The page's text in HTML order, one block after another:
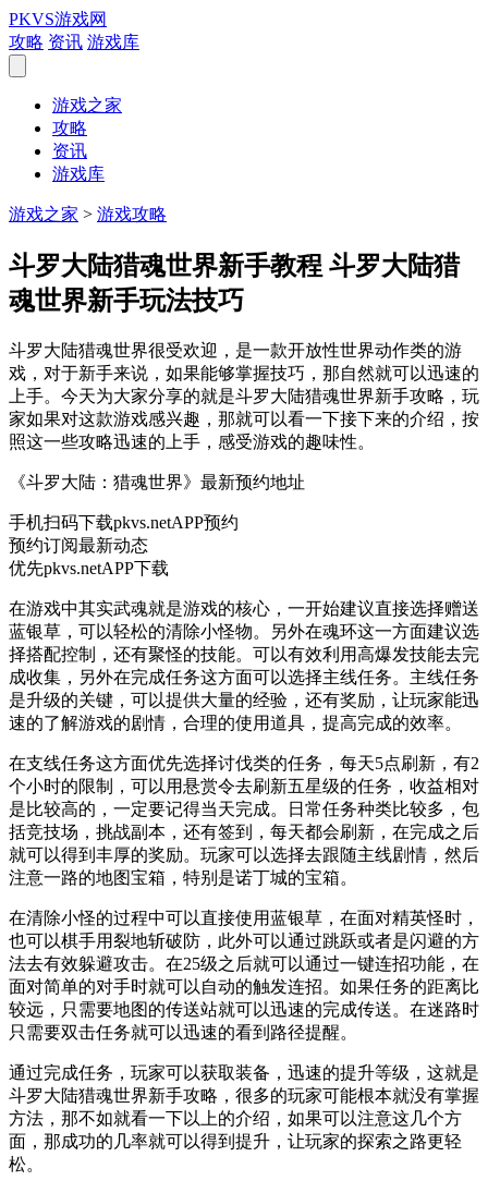
PKVS游戏网
攻略 资讯 游戏库
游戏之家
攻略
资讯
游戏库
游戏之家 > 游戏攻略
斗罗大陆猎魂世界新手教程 斗罗大陆猎
魂世界新手玩法技巧
斗罗大陆猎魂世界很受欢迎，是一款开放性世界动作类的游
戏，对于新手来说，如果能够掌握技巧，那自然就可以迅速的
上手。今天为大家分享的就是斗罗大陆猎魂世界新手攻略，玩
家如果对这款游戏感兴趣，那就可以看一下接下来的介绍，按
照这一些攻略迅速的上手，感受游戏的趣味性。
《斗罗大陆：猎魂世界》最新预约地址
手机扫码下载pkvs.netAPP预约
预约订阅最新动态
优先pkvs.netAPP下载
在游戏中其实武魂就是游戏的核心，一开始建议直接选择赠送
蓝银草，可以轻松的清除小怪物。另外在魂环这一方面建议选
择搭配控制，还有聚怪的技能。可以有效利用高爆发技能去完
成收集，另外在完成任务这方面可以选择主线任务。主线任务
是升级的关键，可以提供大量的经验，还有奖励，让玩家能迅
速的了解游戏的剧情，合理的使用道具，提高完成的效率。
在支线任务这方面优先选择讨伐类的任务，每天5点刷新，有2
个小时的限制，可以用悬赏令去刷新五星级的任务，收益相对
是比较高的，一定要记得当天完成。日常任务种类比较多，包
括竞技场，挑战副本，还有签到，每天都会刷新，在完成之后
就可以得到丰厚的奖励。玩家可以选择去跟随主线剧情，然后
注意一路的地图宝箱，特别是诺丁城的宝箱。
在清除小怪的过程中可以直接使用蓝银草，在面对精英怪时，
也可以棋手用裂地斩破防，此外可以通过跳跃或者是闪避的方
法去有效躲避攻击。在25级之后就可以通过一键连招功能，在
面对简单的对手时就可以自动的触发连招。如果任务的距离比
较远，只需要地图的传送站就可以迅速的完成传送。在迷路时
只需要双击任务就可以迅速的看到路径提醒。
通过完成任务，玩家可以获取装备，迅速的提升等级，这就是
斗罗大陆猎魂世界新手攻略，很多的玩家可能根本就没有掌握
方法，那不如就看一下以上的介绍，如果可以注意这几个方
面，那成功的几率就可以得到提升，让玩家的探索之路更轻
松。